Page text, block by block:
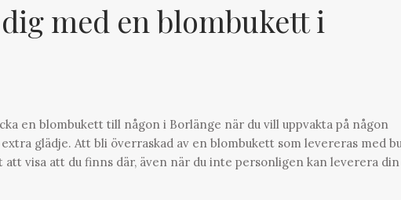
med en blombukett i
en blombukett till någon i Borlänge när du vill uppvakta på någon
glädje. Att bli överraskad av en blombukett som levereras med
visa att du finns där, även när du inte personligen kan leverera din